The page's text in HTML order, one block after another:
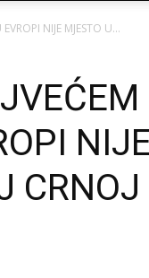
NIJE MJESTO U...
CRNOJ